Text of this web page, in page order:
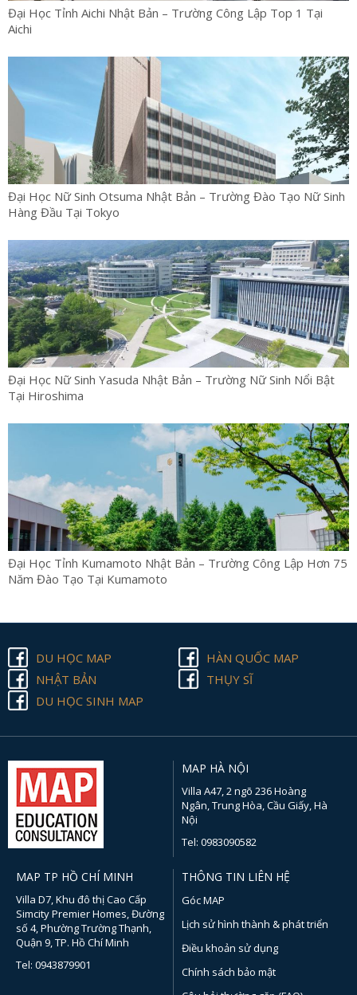
Đại Học Tỉnh Aichi Nhật Bản – Trường Công Lập Top 1 Tại
Aichi
Đại Học Nữ Sinh Otsuma Nhật Bản – Trường Đào Tạo Nữ Sinh
Hàng Đầu Tại Tokyo
Đại Học Nữ Sinh Yasuda Nhật Bản – Trường Nữ Sinh Nổi Bật
Tại Hiroshima
Đại Học Tỉnh Kumamoto Nhật Bản – Trường Công Lập Hơn 75
Năm Đào Tạo Tại Kumamoto
DU HỌC MAP
HÀN QUỐC MAP
NHẬT BẢN
THỤY SĨ
DU HỌC SINH MAP
MAP HÀ NỘI
Villa A47, 2 ngõ 236 Hoàng
Ngân, Trung Hòa, Cầu Giấy, Hà
Nội
Tel: 0983090582
MAP TP HỒ CHÍ MINH
Villa D7, Khu đô thị Cao Cấp
Simcity Premier Homes, Đường
số 4, Phường Trường Thạnh,
Quận 9, TP. Hồ Chí Minh
Tel: 0943879901
THÔNG TIN LIÊN HỆ
Góc MAP
Lịch sử hình thành & phát triển
Điều khoản sử dụng
Chính sách bảo mật